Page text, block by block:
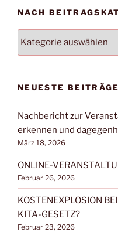
NACH
BEITRAGSKATEGORIEN
NEUESTE BEITRÄGE
Nachbericht zur
erkennen und
März 18, 2026
ONLINE-
Februar 26, 2026
KOSTENEXPLOSION
KITA-GESETZ?
Februar 23, 2026